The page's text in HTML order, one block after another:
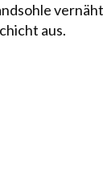
aus.